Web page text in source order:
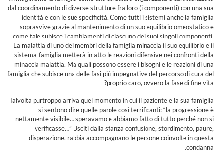
dal coordinamento di diverse strutture fra loro (i componenti) con una sua
identità e con le sue specificità. Come tutti i sistemi anche la famiglia
sopravvive grazie al mantenimento di un suo equilibrio omeostatico e
come tale subisce i cambiamenti di ciascuno dei suoi singoli componenti.
La malattia di uno dei membri della famiglia minaccia il suo equilibrio e il
sistema-famiglia metterà in atto le reazioni difensive nei confronti della
minaccia malattia. Ma quali possono essere i bisogni e le reazioni di una
famiglia che subisce una delle fasi più impegnative del percorso di cura del
proprio caro, ovvero la fase di fine vita?
Talvolta purtroppo arriva quel momento in cui il paziente e la sua famiglia
si sentono dire quelle parole così terrificanti: “la progressione è
nettamente visibile… speravamo e abbiamo fatto di tutto perché non si
verificasse…” Usciti dalla stanza confusione, stordimento, paure,
disperazione, rabbia accompagnano le persone coinvolte in questa
condanna.